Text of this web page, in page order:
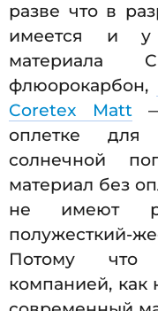
разве что в
имеется и у
материала
флюорокарбон,
Coretex Matt—
оплетке
солнечной
материал без
не имеют
полужесткий-
Потому что
компанией, как